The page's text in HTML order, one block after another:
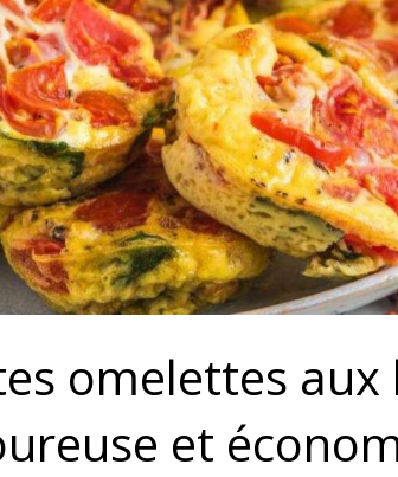
omelettes
et